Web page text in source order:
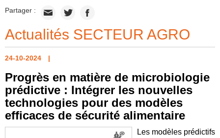
Partager :
Actualités SECTEUR AGRO
24-10-2024
Progrès en matière de microbiologie
prédictive : Intégrer les nouvelles
technologies pour des modèles
efficaces de sécurité alimentaire
Les modèles prédictifs